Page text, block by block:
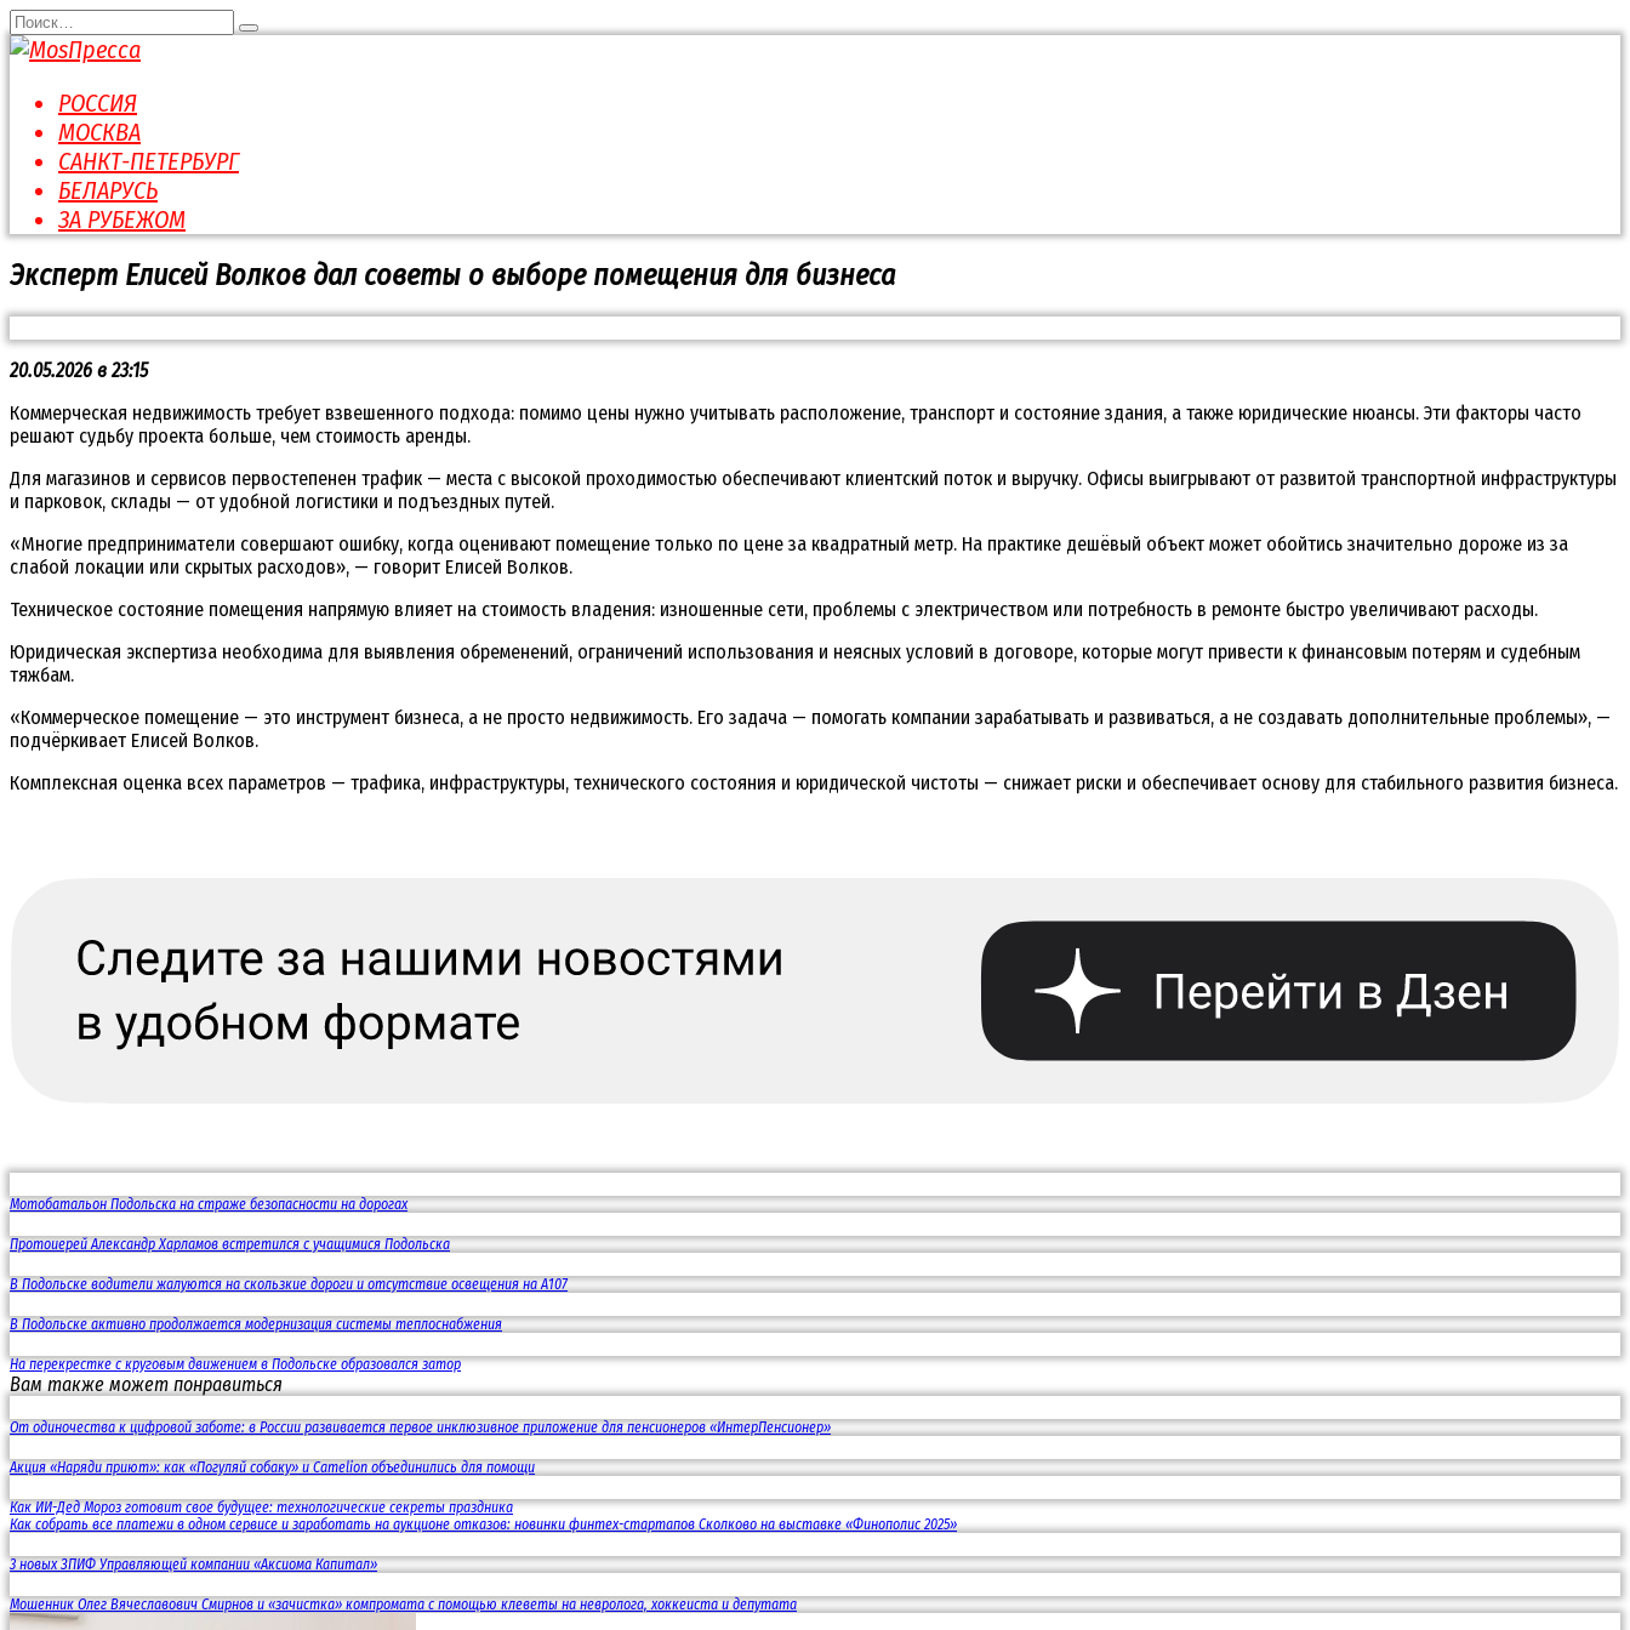
Перейти
к
содержанию
Search
for:
РОССИЯ
МОСКВА
САНКТ-ПЕТЕРБУРГ
БЕЛАРУСЬ
ЗА РУБЕЖОМ
Эксперт Елисей Волков дал советы о выборе помещения для бизнеса
20.05.2026 в 23:15
Коммерческая недвижимость требует взвешенного подхода: помимо цены нужно учитывать расположение, транспорт и состояние здания, а также юридические нюансы. Эти факторы часто
решают судьбу проекта больше, чем стоимость аренды.
Для магазинов и сервисов первостепенен трафик — места с высокой проходимостью обеспечивают клиентский поток и выручку. Офисы выигрывают от развитой транспортной инфраструктуры
и парковок, склады — от удобной логистики и подъездных путей.
«Многие предприниматели совершают ошибку, когда оценивают помещение только по цене за квадратный метр. На практике дешёвый объект может обойтись значительно дороже из за
слабой локации или скрытых расходов», — говорит Елисей Волков.
Техническое состояние помещения напрямую влияет на стоимость владения: изношенные сети, проблемы с электричеством или потребность в ремонте быстро увеличивают расходы.
Юридическая экспертиза необходима для выявления обременений, ограничений использования и неясных условий в договоре, которые могут привести к финансовым потерям и судебным
тяжбам.
«Коммерческое помещение — это инструмент бизнеса, а не просто недвижимость. Его задача — помогать компании зарабатывать и развиваться, а не создавать дополнительные проблемы», —
подчёркивает Елисей Волков.
Комплексная оценка всех параметров — трафика, инфраструктуры, технического состояния и юридической чистоты — снижает риски и обеспечивает основу для стабильного развития бизнеса.
Мотобатальон Подольска на страже безопасности на дорогах
Протоиерей Александр Харламов встретился с учащимися Подольска
В Подольске водители жалуются на скользкие дороги и отсутствие освещения на А107
В Подольске активно продолжается модернизация системы теплоснабжения
На перекрестке с круговым движением в Подольске образовался затор
Вам также может понравиться
От одиночества к цифровой заботе: в России развивается первое инклюзивное приложение для пенсионеров «ИнтерПенсионер»
Акция «Наряди приют»: как «Погуляй собаку» и Camelion объединились для помощи
Как ИИ-Дед Мороз готовит свое будущее: технологические секреты праздника
Как собрать все платежи в одном сервисе и заработать на аукционе отказов: новинки финтех-стартапов Сколково на выставке «Финополис 2025»
3 новых ЗПИФ Управляющей компании «Аксиома Капитал»
Мошенник Олег Вячеславович Смирнов и «зачистка» компромата с помощью клеветы на невролога, хоккеиста и депутата